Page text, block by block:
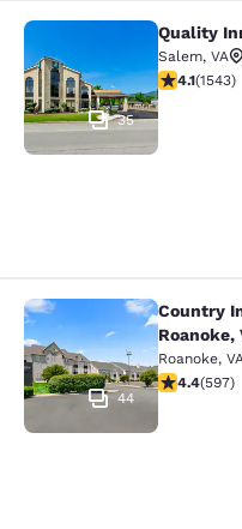
Quality Inn
35
Quality
Salem, VA
Calificación
4.1(1543)
Country Inn &
44
Country
Roanoke,
Roanoke,
Calificación
4.4(597)